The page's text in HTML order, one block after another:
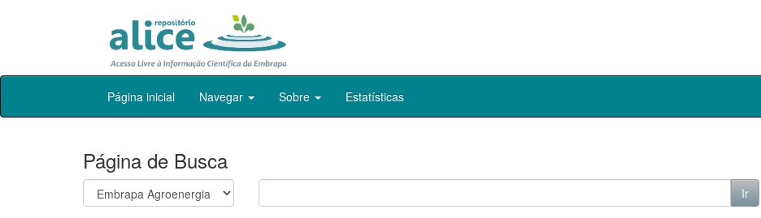
Skip
Página inicial Navegar Sobre Estatísticas
Página de Busca